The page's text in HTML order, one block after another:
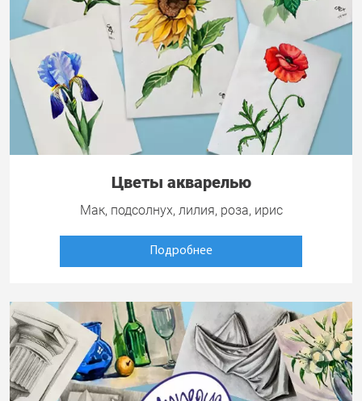
Цветы акварелью
Мак, подсолнух, лилия, роза, ирис
Подробнее